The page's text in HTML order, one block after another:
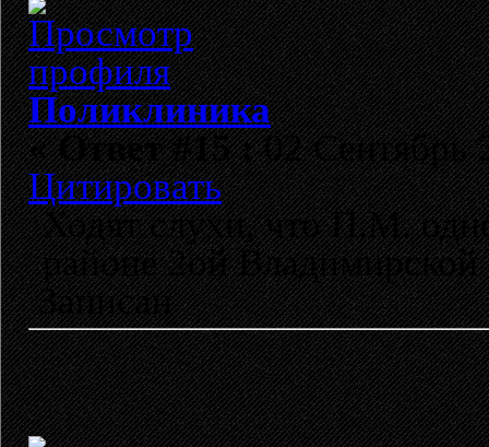
Поликлиника
«Ответ #15 :02 Сентябрь
Цитировать
Ходят слухи, что П.М.
районе 2ой
Записан